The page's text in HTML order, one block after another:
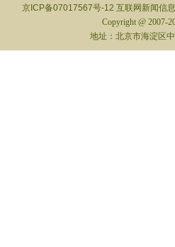
京ICP备07017567号-12 互联网新闻信
Copyright @ 2007-
地址：北京市海淀区